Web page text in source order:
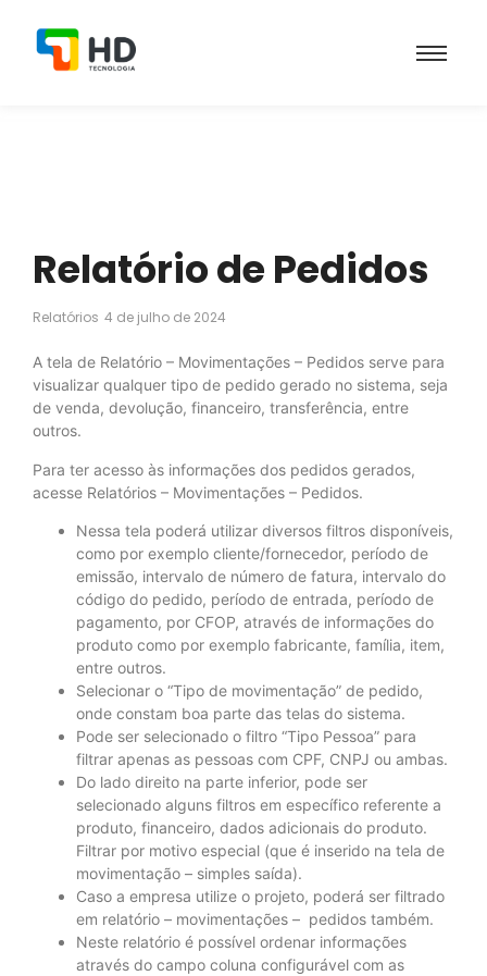
Relatório de Pedidos
Relatórios 4 de julho de 2024
A tela de Relatório – Movimentações – Pedidos serve para
visualizar qualquer tipo de pedido gerado no sistema, seja
de venda, devolução, financeiro, transferência, entre
outros.
Para ter acesso às informações dos pedidos gerados,
acesse Relatórios – Movimentações – Pedidos.
Nessa tela poderá utilizar diversos filtros disponíveis,
como por exemplo cliente/fornecedor, período de
emissão, intervalo de número de fatura, intervalo do
código do pedido, período de entrada, período de
pagamento, por CFOP, através de informações do
produto como por exemplo fabricante, família, item,
entre outros.
Selecionar o “Tipo de movimentação” de pedido,
onde constam boa parte das telas do sistema.
Pode ser selecionado o filtro “Tipo Pessoa” para
filtrar apenas as pessoas com CPF, CNPJ ou ambas.
Do lado direito na parte inferior, pode ser
selecionado alguns filtros em específico referente a
produto, financeiro, dados adicionais do produto.
Filtrar por motivo especial (que é inserido na tela de
movimentação – simples saída).
Caso a empresa utilize o projeto, poderá ser filtrado
em relatório – movimentações – pedidos também.
Neste relatório é possível ordenar informações
através do campo coluna configurável com as